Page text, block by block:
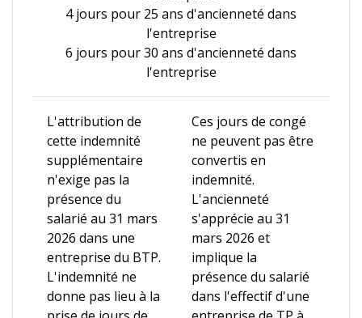
4 jours pour 25 ans d'ancienneté dans
l'entreprise
6 jours pour 30 ans d'ancienneté dans
l'entreprise
L'attribution de
cette indemnité
supplémentaire
n'exige pas la
présence du
salarié au 31 mars
2026 dans une
entreprise du BTP.
L'indemnité ne
donne pas lieu à la
Ces jours de congé
ne peuvent pas être
convertis en
indemnité.
L'ancienneté
s'apprécie au 31
mars 2026 et
implique la
présence du salarié
dans l'effectif d'une